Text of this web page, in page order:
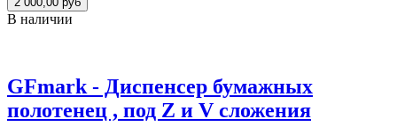
В наличии
GFmark - Диспенсер бумажных
полотенец , под Z и V сложения